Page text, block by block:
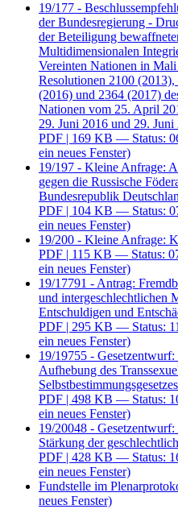
19/177 -
der Bundesregierung -
der Beteiligung
Multidimensionalen
Vereinten Nationen in
Resolutionen 2100
(2016) und 2364 (2017)
Nationen vom 25. April
29. Juni 2016 und 29. Juni
PDF | 169 KB — Status:
ein neues Fenster)
19/197 - Kleine Anfrage:
gegen die Russische
Bundesrepublik
PDF | 104 KB — Status:
ein neues Fenster)
19/200 - Kleine Anfrage:
PDF | 115 KB — Status:
ein neues Fenster)
19/17791 - Antrag:
und intergeschlechtlichen
Entschuldigen und
PDF | 295 KB — Status:
ein neues Fenster)
19/19755 -
Aufhebung des
PDF | 498 KB — Status:
ein neues Fenster)
19/20048 -
Stärkung der
PDF | 428 KB — Status:
ein neues Fenster)
Fundstelle im
neues Fenster)